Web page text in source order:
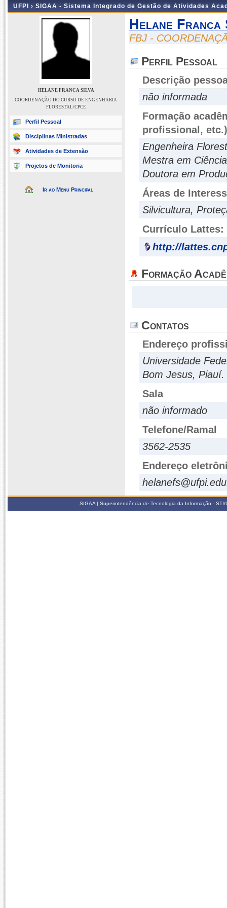
UFPI › SIGAA - Sistema Integrado de Gestão de Atividades
HELANE FRANCA SILVA
COORDENAÇÃO DO CURSO DE ENGENHARIA
FLORESTAL/CPCE
Perfil Pessoal
Disciplinas Ministradas
Atividades de Extensão
Projetos de Monitoria
Ir ao Menu Principal
Helane Franca
FBJ -
Perfil Pessoal
Descrição
não informada
Formação
profissional, etc.)
Engenheira
Mestra em
Doutora em
Áreas de
Silvicultura,
Currículo Lattes:
http://
Formação
Contatos
Endereço
Universidade
Bom Jesus, Piauí.
Sala
não informado
Telefone/Ramal
3562-2535
Endereço
SIGAA | Superintendência de Tecnologia da Informação -